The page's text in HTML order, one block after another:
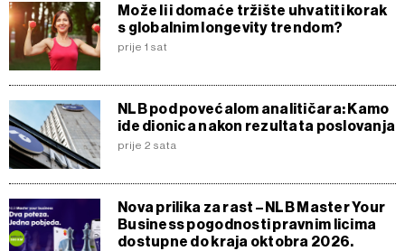
Može li i domaće tržište uhvatiti korak
s globalnim longevity trendom?
prije 1 sat
NLB pod povećalom analitičara: Kamo
ide dionica nakon rezultata poslovanja
prije 2 sata
Nova prilika za rast – NLB Master Your
Business pogodnosti pravnim licima
dostupne do kraja oktobra 2026.